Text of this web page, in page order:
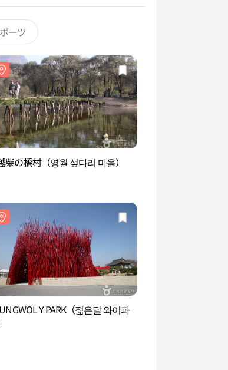
ーツ
柴の橋村（영월 섶다리 마을）
Y PARK（젊은달 와이파